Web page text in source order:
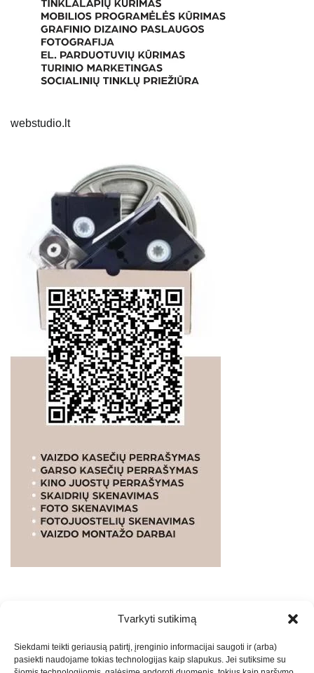
Tvarkyti sutikimą
Siekdami teikti geriausią patirtį, įrenginio informacijai saugoti ir (arba)
pasiekti naudojame tokias technologijas kaip slapukus. Jei sutiksime su
webstudio.lt
PASLAUGOS. SEO tekstų rašymas, turinio kūrimas,
straipsnių rašymas ir talpinimas į mūsų valdomas